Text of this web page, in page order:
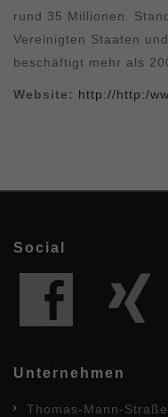
rund 35 Millionen.
Vereinigten Staaten
beschäftigt mehr als
Website: http://http:/
Social
Unternehmen
Thomas-Mann-